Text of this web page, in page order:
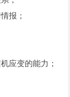
报；
应变的能力；